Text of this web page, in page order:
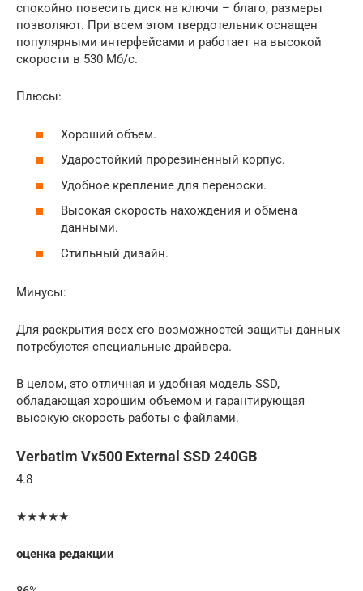
спокойно повесить диск на ключи – благо, размеры
позволяют. При всем этом твердотельник оснащен
популярными интерфейсами и работает на высокой
скорости в 530 Мб/с.
Плюсы:
Хороший объем.
Ударостойкий прорезиненный корпус.
Удобное крепление для переноски.
Высокая скорость нахождения и обмена
данными.
Стильный дизайн.
Минусы:
Для раскрытия всех его возможностей защиты данных
потребуются специальные драйвера.
В целом, это отличная и удобная модель SSD,
обладающая хорошим объемом и гарантирующая
высокую скорость работы с файлами.
Verbatim Vx500 External SSD 240GB
4.8
★★★★★
оценка редакции